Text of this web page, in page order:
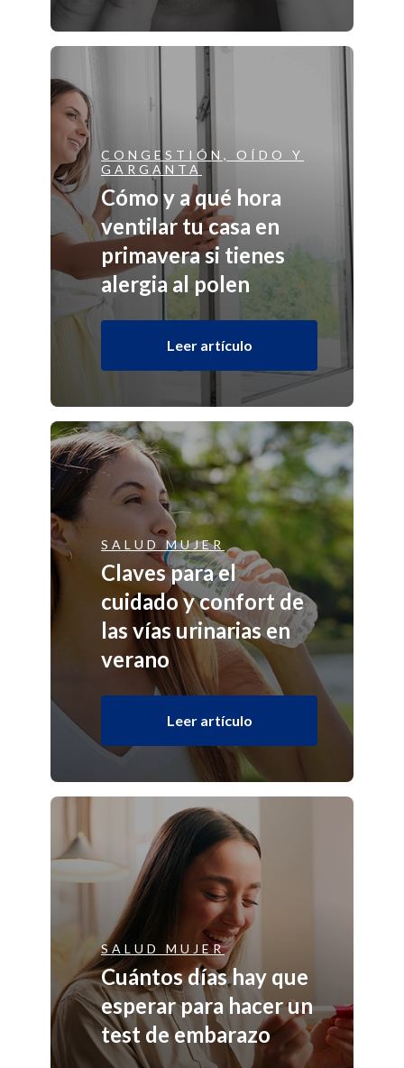
CONGESTIÓN, OÍDO Y
GARGANTA
Cómo y a qué hora
ventilar tu casa en
primavera si tienes
alergia al polen
Leer artículo
SALUD MUJER
Claves para el
cuidado y confort de
las vías urinarias en
verano
Leer artículo
SALUD MUJER
Cuántos días hay que
esperar para hacer un
test de embarazo